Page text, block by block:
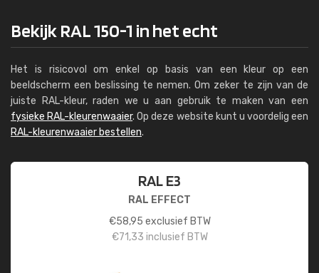
Bekijk RAL 150-1 in het echt
Het is risicovol om enkel op basis van een kleur op een
beeldscherm een beslissing te nemen. Om zeker te zijn van de
juiste RAL-kleur, raden we u aan gebruik te maken van een
fysieke RAL-kleurenwaaier. Op deze website kunt u voordelig een
RAL-kleurenwaaier bestellen.
RAL E3
RAL EFFECT
€58,95 exclusief BTW
€71,33 inclusief BTW